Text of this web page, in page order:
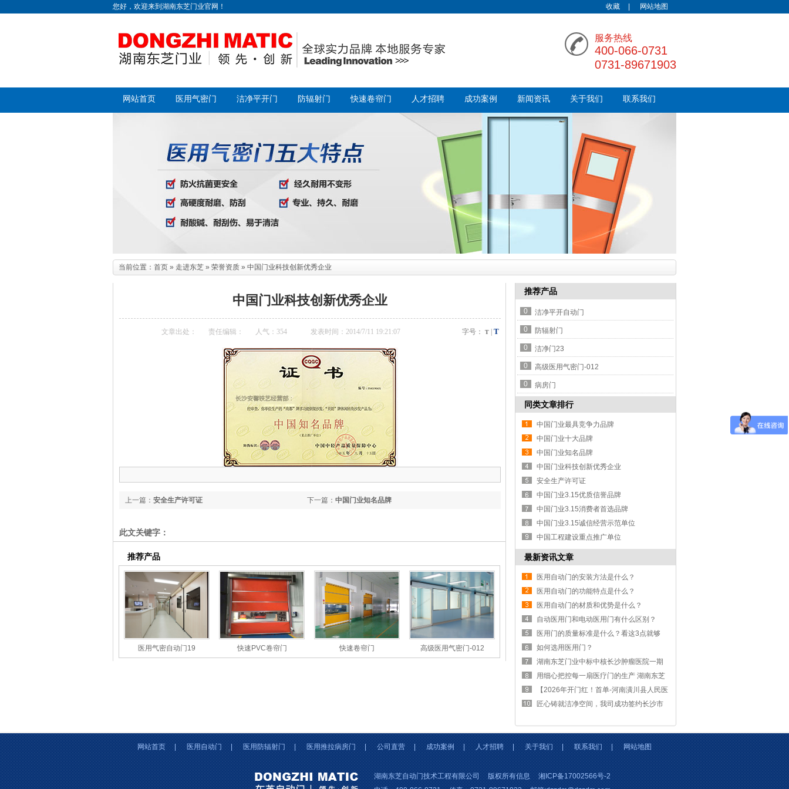
您好，欢迎来到湖南东芝门业官网！ 收藏 网站地图
服务热线
400-066-0731
0731-89671903
网站首页 医用气密门 洁净平开门 防辐射门 快速卷帘门 人才招聘 成功案例 新闻资讯 关于我们 联系我们
当前位置： 首页 » 走进东芝 » 荣誉资质 » 中国门业科技创新优秀企业
中国门业科技创新优秀企业
字号： T T
文章出处： 责任编辑： 人气： 354 发表时间：2014/7/11 19:21:07
下一篇： 中国门业知名品牌
上一篇： 安全生产许可证
此文关键字：
推荐产品
医用气密自动门19 快速PVC卷帘门 快速卷帘门 高级医用气密门-012
推荐产品
0 洁净平开自动门
0 防辐射门
0 洁净门23
0 高级医用气密门-012
0 病房门
同类文章排行
中国门业最具竞争力品牌
中国门业十大品牌
中国门业知名品牌
中国门业科技创新优秀企业
安全生产许可证
中国门业3.15优质信誉品牌
中国门业3.15消费者首选品牌
中国门业3.15诚信经营示范单位
中国工程建设重点推广单位
最新资讯文章
医用自动门的安装方法是什么？
医用自动门的功能特点是什么？
医用自动门的材质和优势是什么？
自动医用门和电动医用门有什么区别？
医用门的质量标准是什么？看这3点就够
了。
如何选用医用门？
湖南东芝门业中标中核长沙肿瘤医院一期
医用门工程 2500 樘医用钢制门即将进场
用细心把控每一扇医疗门的生产 湖南东芝
门业&省人民医院医技综合楼医疗门项目第
三批交付
【2026年开门红！首单-河南潢川县人民医
院8000㎡洁净医疗门成功签订】
匠心铸就洁净空间，我司成功签约长沙市
网站首页 医用自动门 医用防辐射门 医用推拉病房门 公司直营 成功案例 人才招聘 关于我们 联系我们 网站地图
湖南东芝自动门技术工程有限公司 版权所有信息
湘ICP备17002566号-2